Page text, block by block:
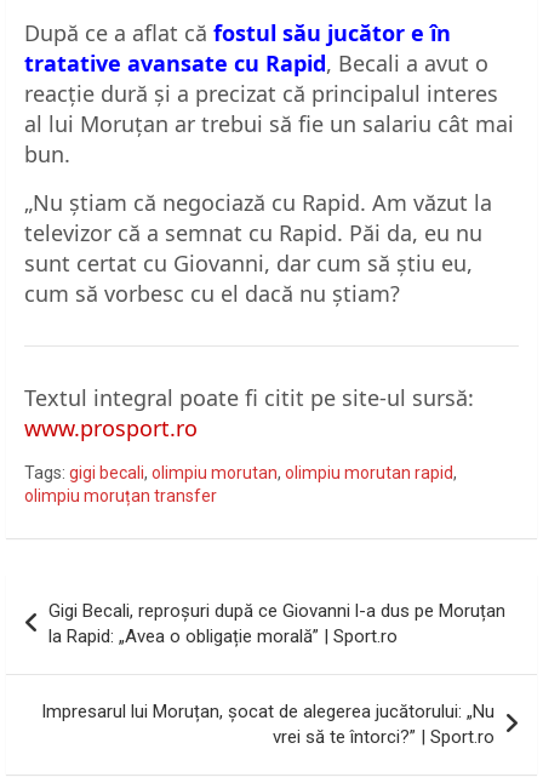
După ce a aflat că fostul său jucător e în
tratative avansate cu Rapid, Becali a avut o
reacție dură și a precizat că principalul interes
al lui Moruțan ar trebui să fie un salariu cât mai
bun.
„Nu știam că negociază cu Rapid. Am văzut la
televizor că a semnat cu Rapid. Păi da, eu nu
sunt certat cu Giovanni, dar cum să știu eu,
cum să vorbesc cu el dacă nu știam?
Textul integral poate fi citit pe site-ul sursă:
www.prosport.ro
Tags: gigi becali, olimpiu morutan, olimpiu morutan rapid,
olimpiu moruțan transfer
în
articole
Gigi Becali, reproșuri după ce Giovanni l-a dus pe Moruțan
la Rapid: „Avea o obligație morală” | Sport.ro
Impresarul lui Moruțan, șocat de alegerea jucătorului: „Nu
vrei să te întorci?” | Sport.ro